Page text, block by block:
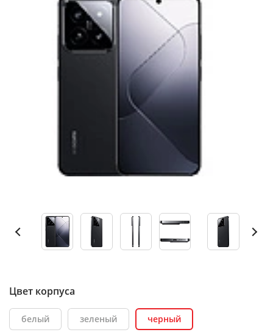
Цвет корпуса
белый зеленый черный